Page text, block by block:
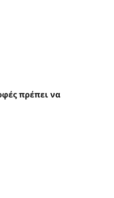
πρέπει να